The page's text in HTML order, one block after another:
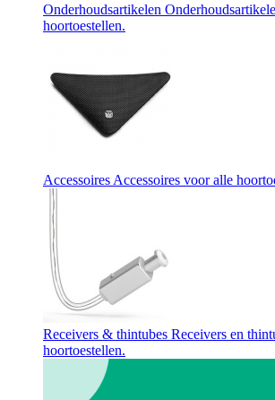
Onderhoudsartikelen
hoortoestellen.
Accessoires Accessoires voor alle
Receivers & thintubes Receivers en
hoortoestellen.